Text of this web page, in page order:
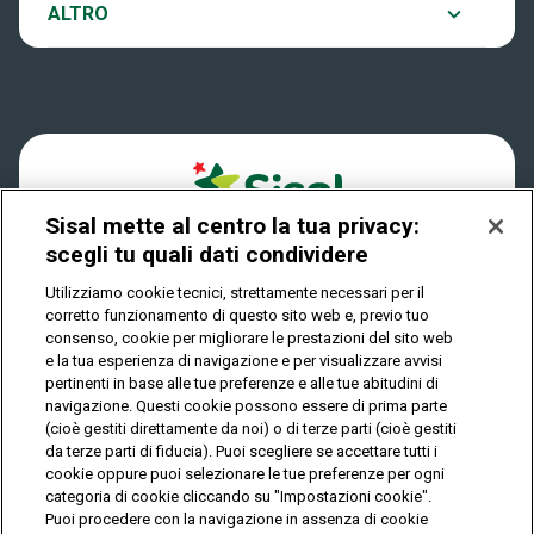
Play Your Date
Dove si gioca
Quanto si vince
Come riscuotere
ALTRO
Notifiche
Privacy
IL GIOCO È VIETATO AI MINORI E PUÒ CAUSARE
DIPENDENZA PATOLOGICA
© Copyright Sisal Italia S.p.A. - P.I. 02433760135
Privacy Cookies
Mappa
del
sito
Sisal mette al centro la tua privacy:
scegli tu quali dati condividere
Utilizziamo cookie tecnici, strettamente necessari per il
corretto funzionamento di questo sito web e, previo tuo
consenso, cookie per migliorare le prestazioni del sito web
e la tua esperienza di navigazione e per visualizzare avvisi
pertinenti in base alle tue preferenze e alle tue abitudini di
navigazione. Questi cookie possono essere di prima parte
(cioè gestiti direttamente da noi) o di terze parti (cioè gestiti
da terze parti di fiducia). Puoi scegliere se accettare tutti i
cookie oppure puoi selezionare le tue preferenze per ogni
categoria di cookie cliccando su "Impostazioni cookie".
Puoi procedere con la navigazione in assenza di cookie